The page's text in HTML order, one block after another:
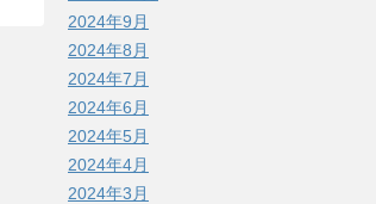
2024年9月
2024年8月
2024年7月
2024年6月
2024年5月
2024年4月
2024年3月